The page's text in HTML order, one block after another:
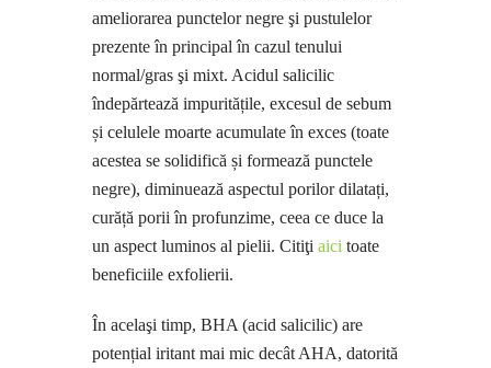
ameliorarea punctelor negre şi pustulelor
prezente în principal în cazul tenului
normal/gras şi mixt. Acidul salicilic
îndepărtează impuritățile, excesul de sebum
și celulele moarte acumulate în exces (toate
acestea se solidifică și formează punctele
negre), diminuează aspectul porilor dilatați,
curăță porii în profunzime, ceea ce duce la
un aspect luminos al pielii. Citiţi aici toate
beneficiile exfolierii.
În acelaşi timp, BHA (acid salicilic) are
potențial iritant mai mic decât AHA, datorită